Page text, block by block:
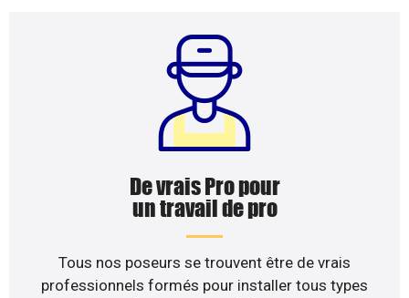
De vrais Pro pour
un travail de pro
Tous nos poseurs se trouvent être de vrais
professionnels formés pour installer tous types